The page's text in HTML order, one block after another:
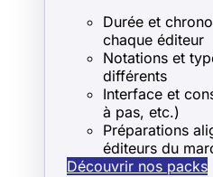
Durée et
chaque éditeur
Notations et
différents
Interface et
à pas, etc.)
Préparations
éditeurs du
Découvrir nos packs